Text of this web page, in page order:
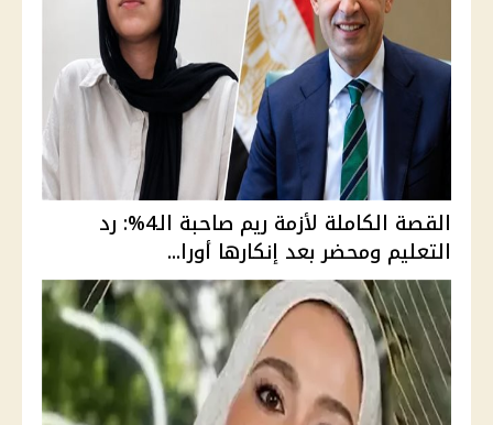
القصة الكاملة لأزمة ريم صاحبة الـ4%: رد
التعليم ومحضر بعد إنكارها أورا...